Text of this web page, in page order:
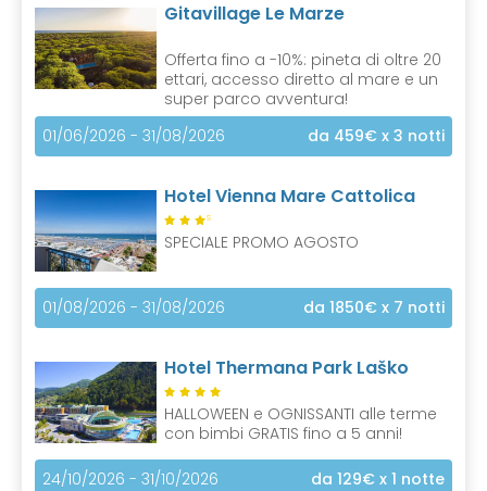
Gitavillage Le Marze
Offerta fino a -10%: pineta di oltre 20
ettari, accesso diretto al mare e un
super parco avventura!
01/06/2026 - 31/08/2026
da 459€ x 3 notti
Hotel Vienna Mare Cattolica
S
SPECIALE PROMO AGOSTO
01/08/2026 - 31/08/2026 da 1850€ x 7 notti
Hotel Thermana Park Laško
HALLOWEEN e OGNISSANTI alle terme
con bimbi GRATIS fino a 5 anni!
24/10/2026 - 31/10/2026 da 129€ x 1 notte